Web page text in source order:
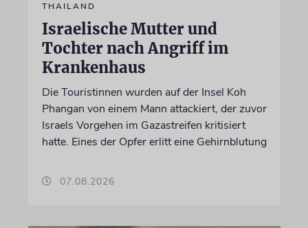
THAILAND
Israelische Mutter und
Tochter nach Angriff im
Krankenhaus
Die Touristinnen wurden auf der Insel Koh
Phangan von einem Mann attackiert, der zuvor
Israels Vorgehen im Gazastreifen kritisiert
hatte. Eines der Opfer erlitt eine Gehirnblutung
07.08.2026